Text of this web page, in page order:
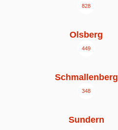
828
Olsberg
449
Schmallenberg
348
Sundern